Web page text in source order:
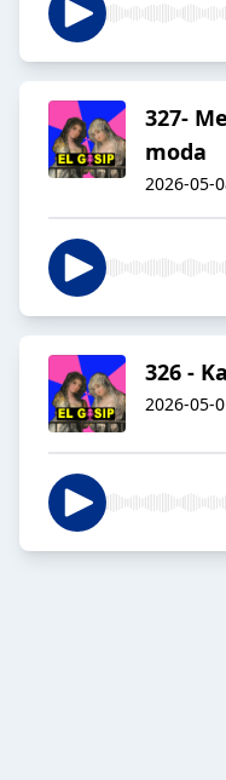
327-
moda
2026-05-
326 -
2026-05-